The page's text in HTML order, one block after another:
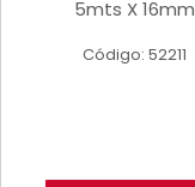
5mts X 16mm
Código: 52211